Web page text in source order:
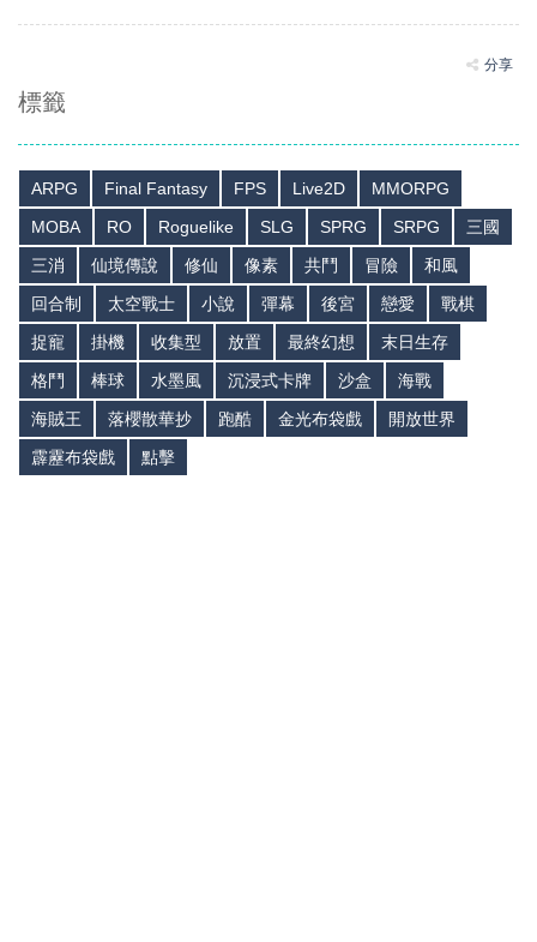
分享
標籤
ARPG Final Fantasy FPS Live2D
MMORPG
MOBA
RO Roguelike SLG SPRG SRPG
三國
三消
仙境傳說 修仙 像素 共鬥 冒險
和風
回合制
太空戰士 小說 彈幕 後宮 戀愛
戰棋
捉寵
掛機 收集型 放置 最終幻想
末日生存
格鬥
棒球 水墨風 沉浸式卡牌 沙盒
海戰
海賊王
落櫻散華抄 跑酷 金光布袋戲
開放世界
霹靂布袋戲
點擊